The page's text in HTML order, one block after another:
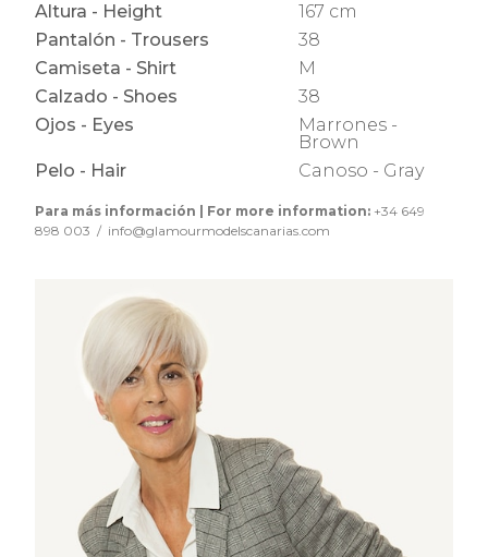
Altura - Height
167 cm
Pantalón - Trousers
38
Camiseta - Shirt
M
Calzado - Shoes
38
Ojos - Eyes
Marrones -
Brown
Pelo - Hair
Canoso - Gray
Para más información | For more information: +34 649
898 003 / info@glamourmodelscanarias.com